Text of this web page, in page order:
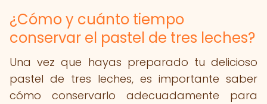
¿Cómo y cuánto tiempo
conservar el pastel de tres leches?
Una vez que hayas preparado tu delicioso
pastel de tres leches, es importante saber
cómo conservarlo adecuadamente para